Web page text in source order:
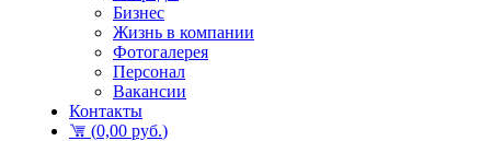
Бизнес
Жизнь в компании
Фотогалерея
Персонал
Вакансии
Контакты
(0,00 руб.)